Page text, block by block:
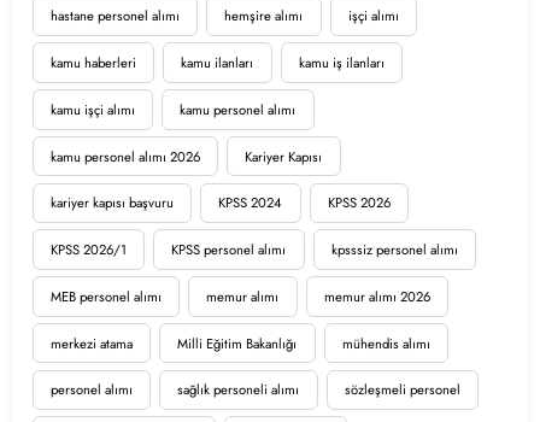
hastane personel alımı hemşire alımı işçi alımı
kamu haberleri kamu ilanları kamu iş ilanları
kamu işçi alımı kamu personel alımı
kamu personel alımı 2026 Kariyer Kapısı
kariyer kapısı başvuru KPSS 2024 KPSS 2026
KPSS 2026/1 KPSS personel alımı kpsssiz personel alımı
MEB personel alımı memur alımı memur alımı 2026
merkezi atama Milli Eğitim Bakanlığı mühendis alımı
personel alımı sağlık personeli alımı sözleşmeli personel